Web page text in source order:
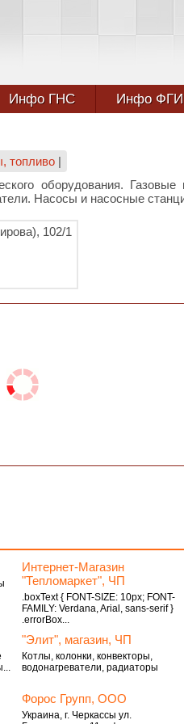
Инфо ГНС Инфо ФГИ
топливо |
оборудования.
Насосы и насосные
102/1
Интернет-Магазин
"Тепломаркет", ЧП
.boxText { FONT-SIZE: 10px; FONT-
FAMILY: Verdana, Arial, sans-serif }
.errorBox...
"Элит", магазин, ЧП
Котлы, колонки, конвекторы,
водонагреватели, радиаторы
Форос Групп, ООО
Украина, г. Черкассы ул.